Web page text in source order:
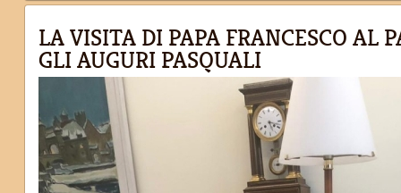
LA VISITA DI PAPA FRANCESCO AL
GLI AUGURI PASQUALI